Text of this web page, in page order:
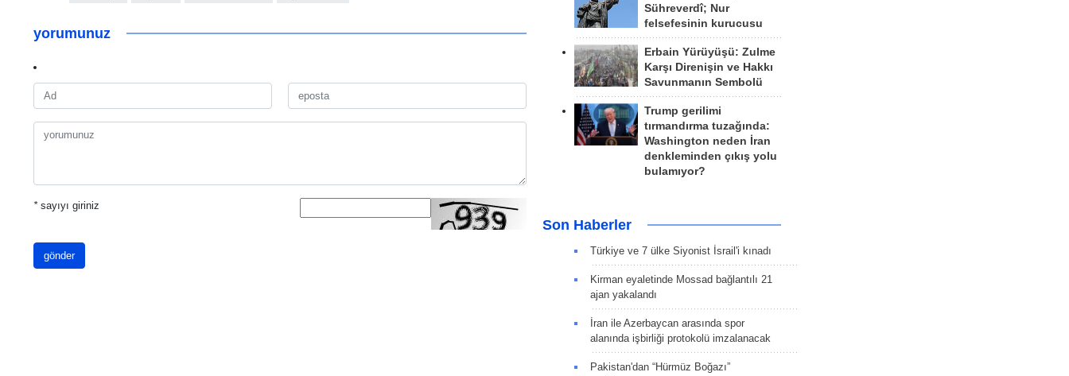
yorumunuz
*sayıyı giriniz
gönder
Sühreverdî; Nur
felsefesinin kurucusu
Erbain Yürüyüşü: Zulme
Karşı Direnişin ve Hakkı
Savunmanın Sembolü
Trump gerilimi
tırmandırma tuzağında:
Washington neden İran
denkleminden çıkış yolu
bulamıyor?
Son Haberler
Türkiye ve 7 ülke Siyonist İsrail'i kınadı
Kirman eyaletinde Mossad bağlantılı 21
ajan yakalandı
İran ile Azerbaycan arasında spor
alanında işbirliği protokolü imzalanacak
Pakistan'dan “Hürmüz Boğazı”